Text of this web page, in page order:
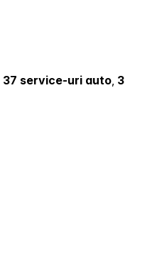
37 service-uri auto, 3